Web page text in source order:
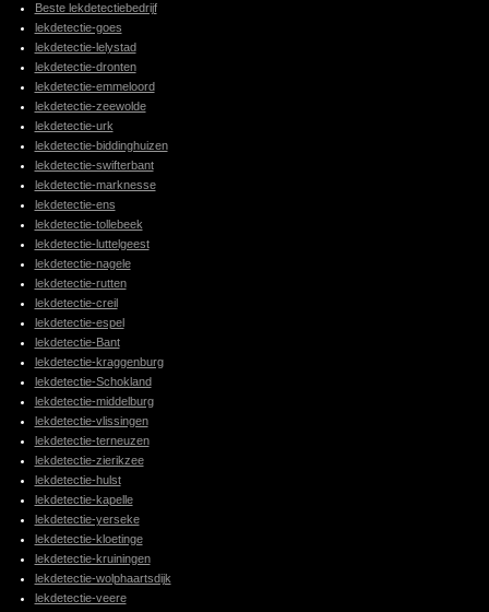
Beste lekdetectiebedrijf
lekdetectie-goes
lekdetectie-lelystad
lekdetectie-dronten
lekdetectie-emmeloord
lekdetectie-zeewolde
lekdetectie-urk
lekdetectie-biddinghuizen
lekdetectie-swifterbant
lekdetectie-marknesse
lekdetectie-ens
lekdetectie-tollebeek
lekdetectie-luttelgeest
lekdetectie-nagele
lekdetectie-rutten
lekdetectie-creil
lekdetectie-espel
lekdetectie-Bant
lekdetectie-kraggenburg
lekdetectie-Schokland
lekdetectie-middelburg
lekdetectie-vlissingen
lekdetectie-terneuzen
lekdetectie-zierikzee
lekdetectie-hulst
lekdetectie-kapelle
lekdetectie-yerseke
lekdetectie-kloetinge
lekdetectie-kruiningen
lekdetectie-wolphaartsdijk
lekdetectie-veere